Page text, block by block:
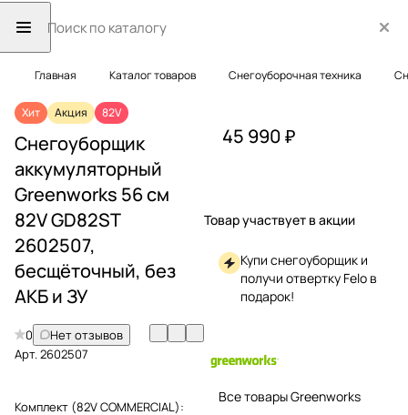
Главная Каталог товаров Снегоуборочная техника
Хит Акция 82V
Снегоуборщик
аккумуляторный
Greenworks 56 см
82V GD82ST
2602507,
бесщёточный, без
АКБ и ЗУ
0
Нет отзывов
Арт.2602507
Комплект (82V COMMERCIAL):
45 990 ₽
Товар участвует в акции
Купи снегоуборщик и
получи отвертку Felo в
подарок!
Все товары Greenworks